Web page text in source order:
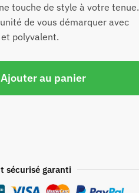
touche de style à votre tenue.
de vous démarquer avec
polyvalent.
Ajouter au panier
sécurisé garanti